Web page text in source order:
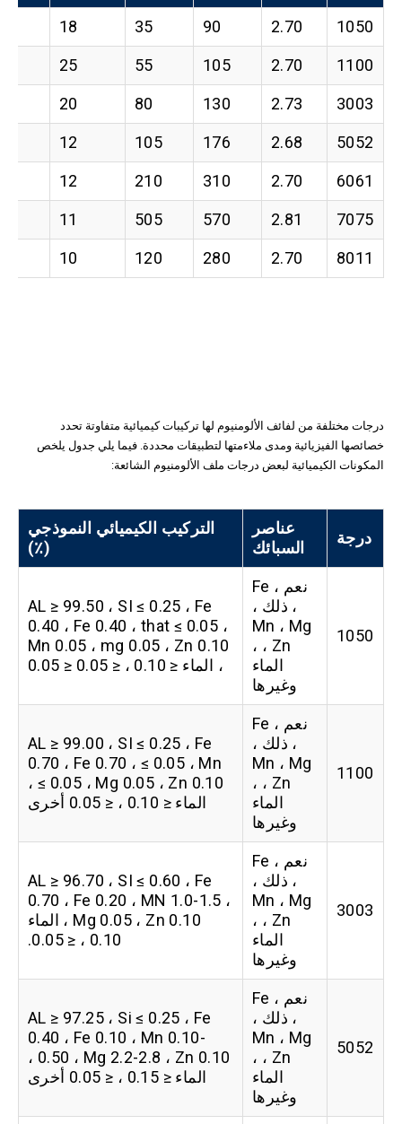
1050
2.70
90
35
18
1100
2.70
105
55
25
3003
2.73
130
80
20
5052
2.68
176
105
12
6061
2.70
310
210
12
7075
2.81
570
505
11
8011
2.70
280
120
10
درجات مختلفة من لفائف الألومنيوم لها تركيبات كيميائية متفاوتة تحدد
خصائصها الفيزيائية ومدى ملاءمتها لتطبيقات محددة. فيما يلي جدول يلخص
المكونات الكيميائية لبعض درجات ملف الألومنيوم الشائعة:
درجة
عناصر
السبائك
التركيب الكيميائي النموذجي
(٪)
1050
نعم ، Fe
، ذلك ،
Mn ، Mg
، Zn ،
الماء
وغيرها
AL ≥ 99.50 ، SI ≤ 0.25 ، Fe
0.40 ، Fe 0.40 ، that ≤ 0.05 ،
Mn 0.05 ، mg 0.05 ، Zn 0.10
، الماء ≤ 0.10 ، ≤ 0.05 ≤ 0.05
1100
نعم ، Fe
، ذلك ،
Mn ، Mg
، Zn ،
الماء
وغيرها
AL ≥ 99.00 ، SI ≤ 0.25 ، Fe
0.70 ، Fe 0.70 ، ≤ 0.05 ، Mn
≤ 0.05 ، Mg 0.05 ، Zn 0.10 ،
الماء ≤ 0.10 ، ≤ 0.05 أخرى
3003
نعم ، Fe
، ذلك ،
Mn ، Mg
، Zn ،
الماء
وغيرها
AL ≥ 96.70 ، SI ≤ 0.60 ، Fe
0.70 ، Fe 0.20 ، MN 1.0-1.5 ،
Mg 0.05 ، Zn 0.10 ، الماء
0.10 ، ≤ 0.05.
5052
نعم ، Fe
، ذلك ،
Mn ، Mg
، Zn ،
الماء
وغيرها
AL ≥ 97.25 ، Si ≤ 0.25 ، Fe
0.40 ، Fe 0.10 ، Mn 0.10-
0.50 ، Mg 2.2-2.8 ، Zn 0.10 ،
الماء ≤ 0.15 ، ≤ 0.05 أخرى